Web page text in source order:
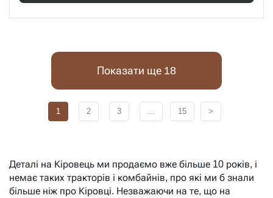
Показати ще 18
1 2 3 ... 15 >
Деталі на Кіровець ми продаємо вже більше 10 років, і
немає таких тракторів і комбайнів, про які ми б знали
більше ніж про Кіровці. Незважаючи на те, що на